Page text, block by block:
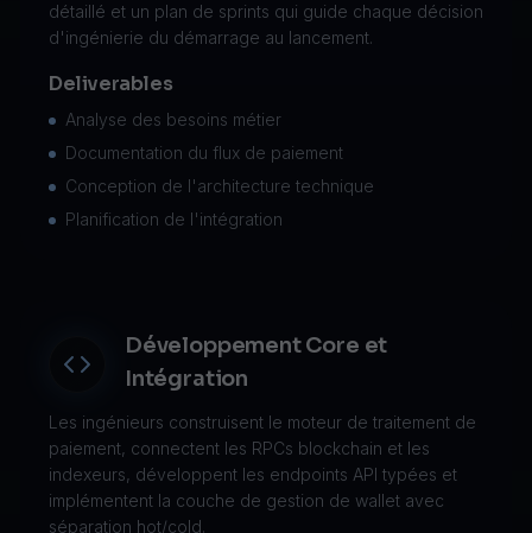
détaillé et un plan de sprints qui guide chaque décision
d'ingénierie du démarrage au lancement.
Deliverables
Analyse des besoins métier
Documentation du flux de paiement
Conception de l'architecture technique
Planification de l'intégration
Développement Core et
Intégration
Les ingénieurs construisent le moteur de traitement de
paiement, connectent les RPCs blockchain et les
indexeurs, développent les endpoints API typées et
implémentent la couche de gestion de wallet avec
séparation hot/cold.